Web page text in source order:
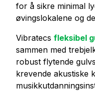
for å sikre minimal
øvingslokalene og
Vibratecs fleksibel
sammen med
robust flytende
krevende akustiske